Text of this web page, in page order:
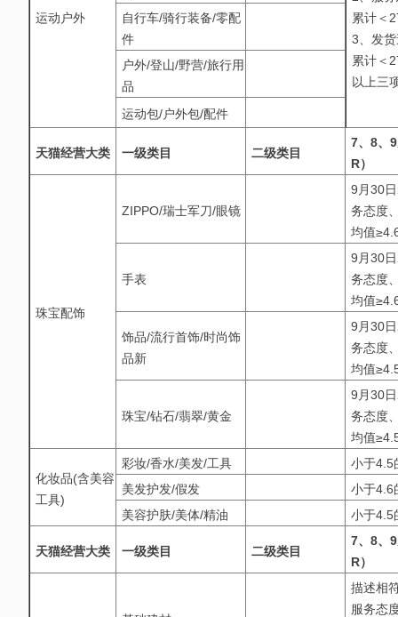
运动户外
累计＜
3、发
累计＜
以上三
自行车/骑行装备/零配
件
户外/登山/野营/旅行用
品
运动包/户外包/配件
天猫经营大类 一级类目 二级类目
7、8、
R）
珠宝配饰
ZIPPO/瑞士军刀/眼镜
9月30
务态度
均值
手表
9月30
务态度
均值
饰品/流行首饰/时尚饰
品新
9月30
务态度
均值
珠宝/钻石/翡翠/黄金
9月30
务态度
均值
化妆品(含美容
工具)
彩妆/香水/美发/工具
小于4.5
美发护发/假发
小于4.6
美容护肤/美体/精油
小于4.5
天猫经营大类 一级类目 二级类目
7、8、
R）
描述相
服务态